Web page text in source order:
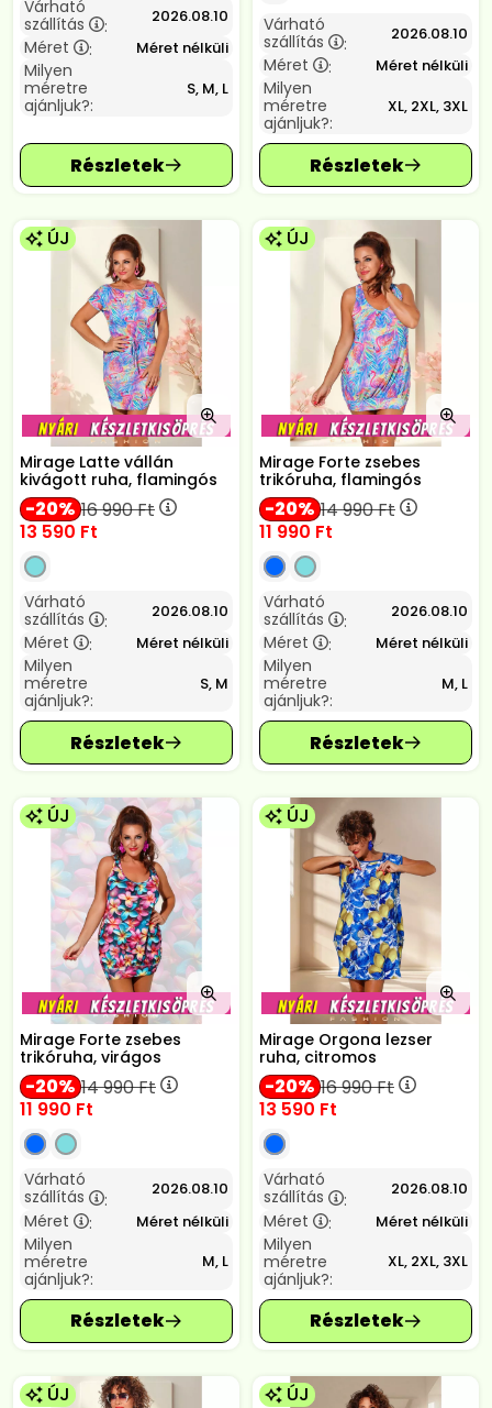
Várható
szállítás
: 2026.08.10
Méret : Méret nélküli
Milyen
méretre
ajánljuk?:
S, M, L
Várható
szállítás
: 2026.08.10
Méret : Méret nélküli
Milyen
méretre
ajánljuk?:
XL, 2XL, 3XL
ÚJ
Mirage Latte vállán
kivágott ruha, flamingós
20 16 990Ft
13 590 Ft
Várható
szállítás
: 2026.08.10
Méret : Méret nélküli
Milyen
méretre
ajánljuk?:
S, M
ÚJ
Mirage Forte zsebes
trikóruha, flamingós
20 14 990Ft
11 990 Ft
Várható
szállítás
: 2026.08.10
Méret : Méret nélküli
Milyen
méretre
ajánljuk?:
M, L
ÚJ
Mirage Forte zsebes
trikóruha, virágos
20 14 990Ft
11 990 Ft
Várható
szállítás
: 2026.08.10
Méret : Méret nélküli
Milyen
méretre
ajánljuk?:
M, L
ÚJ
Mirage Orgona lezser
ruha, citromos
20 16 990Ft
13 590 Ft
Várható
szállítás
: 2026.08.10
Méret : Méret nélküli
Milyen
méretre
ajánljuk?:
XL, 2XL, 3XL
ÚJ ÚJ